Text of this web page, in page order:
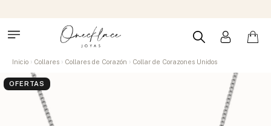
Inicio Collares Collares de Corazón Collar de Corazones Unidos
OFERTAS